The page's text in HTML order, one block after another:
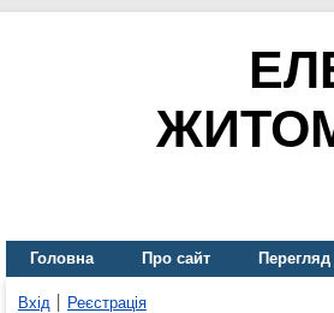
Головна Про сайт Перегляд
Вхід Реєстрація